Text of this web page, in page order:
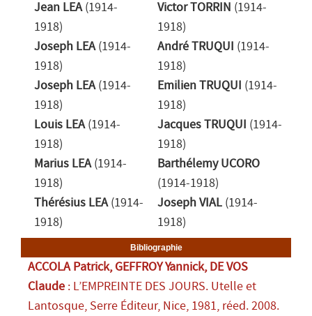
Jean LEA(1914-
1918)
Joseph LEA(1914-
1918)
Joseph LEA(1914-
1918)
Louis LEA(1914-
1918)
Marius LEA(1914-
1918)
Thérésius LEA(1914-
1918)
Victor TORRIN (1914-
1918)
André TRUQUI (1914-
1918)
Emilien TRUQUI (1914-
1918)
Jacques TRUQUI (1914-
1918)
Barthélemy UCORO
(1914-1918)
Joseph VIAL (1914-
1918)
Bibliographie
ACCOLA Patrick, GEFFROY Yannick, DE VOS
Claude : L’EMPREINTE DES JOURS. Utelle et
Lantosque, Serre Éditeur, Nice, 1981, réed. 2008.